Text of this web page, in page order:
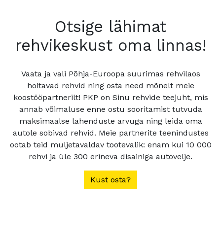
Otsige lähimat
rehvikeskust oma linnas!
Vaata ja vali Põhja-Euroopa suurimas rehvilaos
hoitavad rehvid ning osta need mõnelt meie
koostööpartnerilt! PKP on Sinu rehvide teejuht, mis
annab võimaluse enne ostu sooritamist tutvuda
maksimaalse lahenduste arvuga ning leida oma
autole sobivad rehvid. Meie partnerite teenindustes
ootab teid muljetavaldav tootevalik: enam kui 10 000
rehvi ja üle 300 erineva disainiga autovelje.
Kust osta?